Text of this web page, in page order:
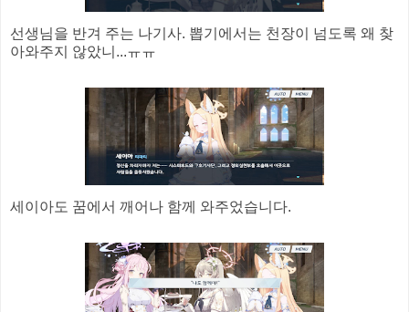
선생님을 반겨 주는 나기사. 뽑기에서는 천장이 넘도록 왜 찾
아와주지 않았니...ㅠㅠ
세이아도 꿈에서 깨어나 함께 와주었습니다.